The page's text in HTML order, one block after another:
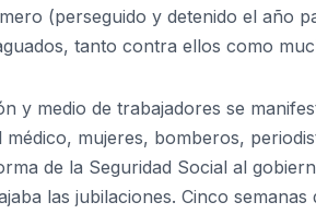
(perseguido y detenido el año
tanto contra ellos como
y medio de trabajadores se
mujeres, bomberos,
de la Seguridad Social al
las jubilaciones. Cinco